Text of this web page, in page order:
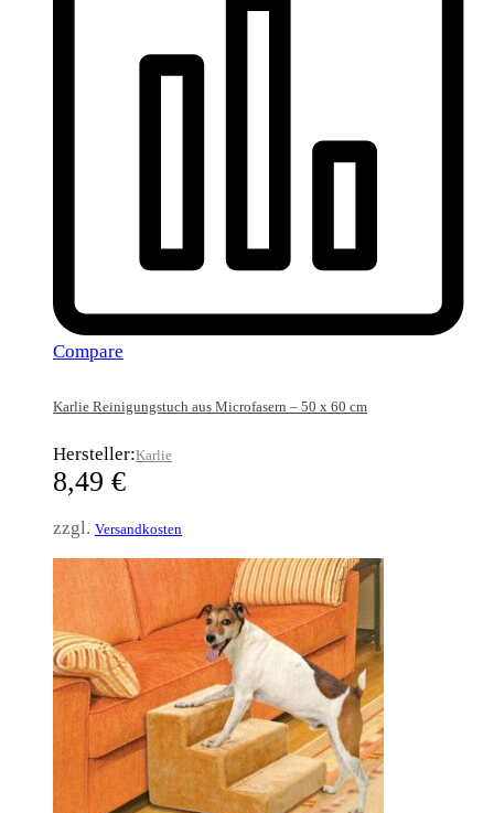
Compare
Karlie Reinigungstuch aus Microfasern – 50 x 60 cm
Hersteller:Karlie
8,49 €
zzgl. Versandkosten